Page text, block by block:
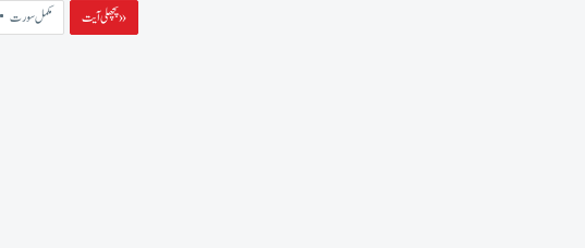
پچھلی آیت » مکمل سورت